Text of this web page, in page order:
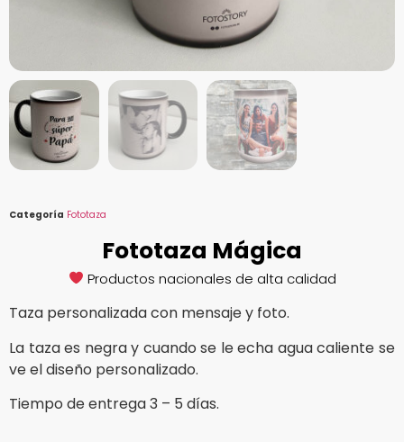
Categoría Fototaza
Fototaza Mágica
Productos nacionales de alta calidad
Taza personalizada con mensaje y foto.
La taza es negra y cuando se le echa agua caliente se
ve el diseño personalizado.
Tiempo de entrega 3 – 5 días.